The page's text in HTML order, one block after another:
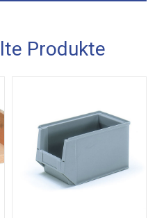
Produkte